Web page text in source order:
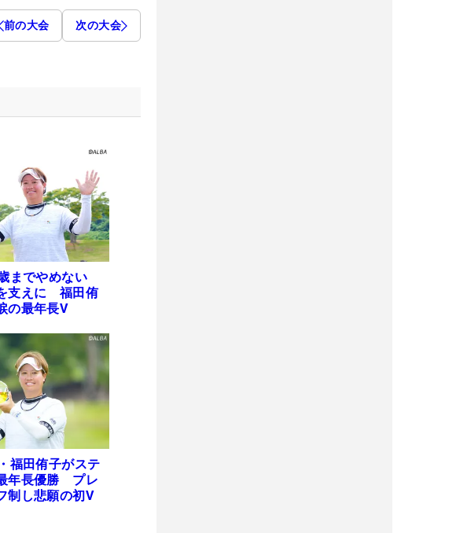
前の大会 次の大会
までやめない
支えに 福田侑
の最年長V
福田侑子がステ
年長優勝 プレ
制し悲願の初V